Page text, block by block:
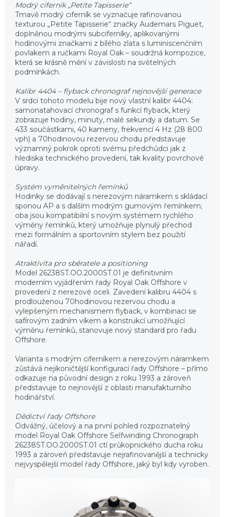
Modrý ciferník „Petite Tapisserie“
Tmavě modrý ciferník se vyznačuje rafinovanou
texturou „Petite Tapisserie“ značky Audemars Piguet,
doplněnou modrými subciferníky, aplikovanými
hodinovými značkami z bílého zlata s luminiscenčním
povlakem a ručkami Royal Oak – soudržná kompozice,
která se krásně mění v závislosti na světelných
podmínkách.
Kalibr 4404 – flyback chronograf nejnovější generace
V srdci tohoto modelu bije nový vlastní kalibr 4404:
samonatahovací chronograf s funkcí flyback, který
zobrazuje hodiny, minuty, malé sekundy a datum. Se
433 součástkami, 40 kameny, frekvencí 4 Hz (28 800
vph) a 70hodinovou rezervou chodu představuje
významný pokrok oproti svému předchůdci jak z
hlediska technického provedení, tak kvality povrchové
úpravy.
Systém vyměnitelných řemínků
Hodinky se dodávají s nerezovým náramkem s skládací
sponou AP a s dalším modrým gumovým řemínkem;
oba jsou kompatibilní s novým systémem rychlého
výměny řemínků, který umožňuje plynulý přechod
mezi formálním a sportovním stylem bez použití
nářadí.
Atraktivita pro sběratele a positioning
Model 26238ST.OO.2000ST.01 je definitivním
moderním vyjádřením řady Royal Oak Offshore v
provedení z nerezové oceli. Zavedení kalibru 4404 s
prodlouženou 70hodinovou rezervou chodu a
vylepšeným mechanismem flyback, v kombinaci se
safírovým zadním víkem a konstrukcí umožňující
výměnu řemínků, stanovuje nový standard pro řadu
Offshore.
Varianta s modrým ciferníkem a nerezovým náramkem
zůstává nejikoničtější konfigurací řady Offshore – přímo
odkazuje na původní design z roku 1993 a zároveň
představuje to nejnovější z oblasti manufakturního
hodinářství.
Dědictví řady Offshore
Odvážný, účelový a na první pohled rozpoznatelný
model Royal Oak Offshore Selfwinding Chronograph
26238ST.OO.2000ST.01 ctí průkopnického ducha roku
1993 a zároveň představuje nejrafinovanější a technicky
nejvyspělejší model řady Offshore, jaký byl kdy vyroben.